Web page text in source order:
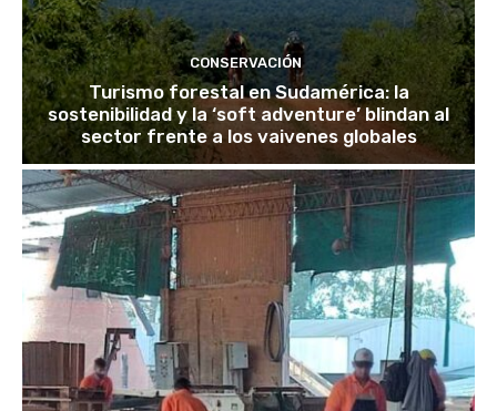
CONSERVACIÓN
Turismo forestal en Sudamérica: la
sostenibilidad y la ‘soft adventure’ blindan al
sector frente a los vaivenes globales